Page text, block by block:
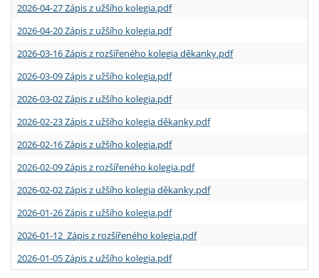
2026-04-27 Zápis z užšího kolegia.pdf
2026-04-20 Zápis z užšího kolegia.pdf
2026-03-16 Zápis z rozšířeného kolegia děkanky.pdf
2026-03-09 Zápis z užšího kolegia.pdf
2026-03-02 Zápis z užšího kolegia.pdf
2026-02-23 Zápis z užšího kolegia děkanky.pdf
2026-02-16 Zápis z užšího kolegia.pdf
2026-02-09 Zápis z rozšířeného kolegia.pdf
2026-02-02 Zápis z užšího kolegia děkanky.pdf
2026-01-26 Zápis z užšího kolegia.pdf
2026-01-12 Zápis z rozšířeného kolegia.pdf
2026-01-05 Zápis z užšího kolegia.pdf